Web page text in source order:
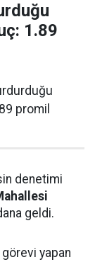
1.89
promil
denetimi
geldi.
yapan